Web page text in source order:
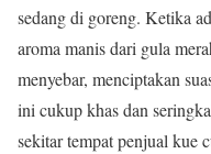
sedang di goreng. Ketika
aroma manis dari gula
menyebar, menciptakan
ini cukup khas dan
sekitar tempat penjual kue